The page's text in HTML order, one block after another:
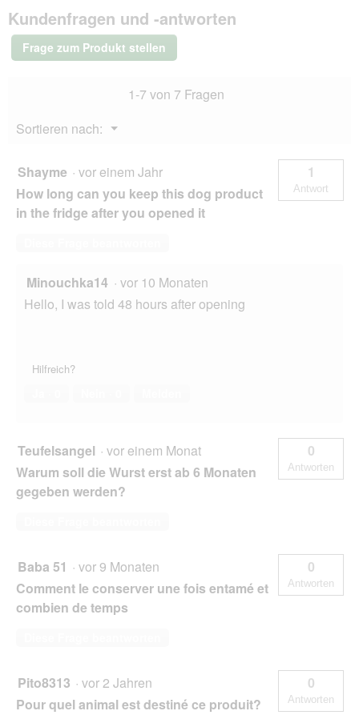
Snackwurst
Lachs
Geflügel
und
Kundenfragen und -antworten
Frage zum Produkt stellen
1-7 von 7 Fragen
Sortieren nach:
▼
Menü
Shayme · vor einem Jahr
How long can you keep this dog product
in the fridge after you opened it
1
Antwort
Minouchka14 · vor 10 Monaten
Hello, I was told 48 hours after opening
Hilfreich?
Teufelsangel · vor einem Monat
Warum soll die Wurst erst ab 6 Monaten
gegeben werden?
0
Antworten
Baba 51 · vor 9 Monaten
Comment le conserver une fois entamé et
combien de temps
0
Antworten
Pito8313 · vor 2 Jahren
Pour quel animal est destiné ce produit?
0
Antworten